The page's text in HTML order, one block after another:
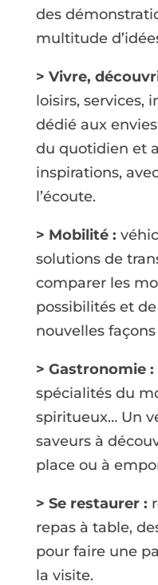
des
multitude
> Vivre,
loisirs, services,
dédié aux
du quotidien et
inspirations,
l’écoute.
> Mobilité :
solutions de
comparer les
possibilités et
nouvelles
> Gastronomie :
spécialités du
spiritueux… Un
saveurs à
place ou à
> Se restaurer :
repas à table,
pour faire une
la visite.